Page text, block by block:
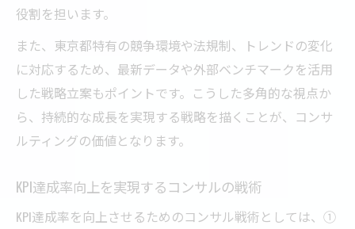
役割を担います。
また、東京都特有の競争環境や法規制、トレンドの変化
に対応するため、最新データや外部ベンチマークを活用
した戦略立案もポイントです。こうした多角的な視点か
ら、持続的な成長を実現する戦略を描くことが、コンサ
ルティングの価値となります。
KPI達成率向上を実現するコンサルの戦術
KPI達成率を向上させるためのコンサル戦術としては、①